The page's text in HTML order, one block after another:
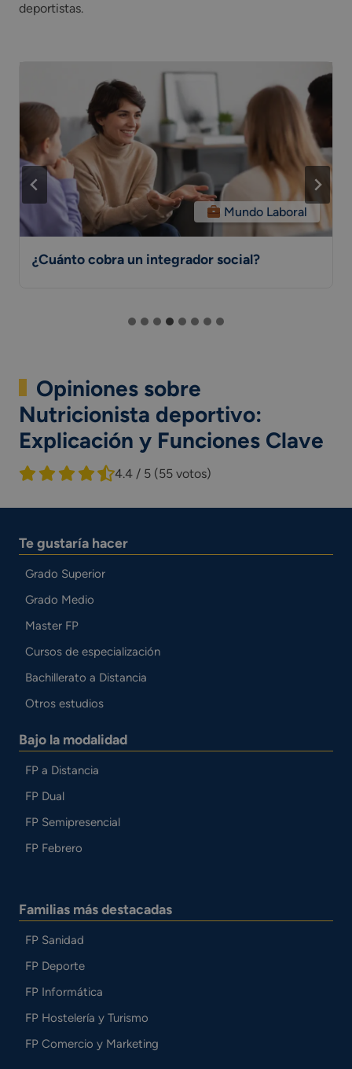
deportistas.
Mundo Laboral
¿Cuánto cobra un integrador social?
Opiniones sobre
Nutricionista deportivo:
Explicación y Funciones Clave
4.4 / 5 (55 votos)
Te gustaría hacer
Grado Superior
Grado Medio
Master FP
Cursos de especialización
Bachillerato a Distancia
Otros estudios
Bajo la modalidad
FP a Distancia
FP Dual
FP Semipresencial
FP Febrero
Familias más destacadas
FP Sanidad
FP Deporte
FP Informática
FP Hostelería y Turismo
FP Comercio y Marketing